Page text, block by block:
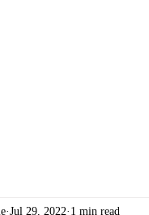
Jul 29, 2022 1 min read